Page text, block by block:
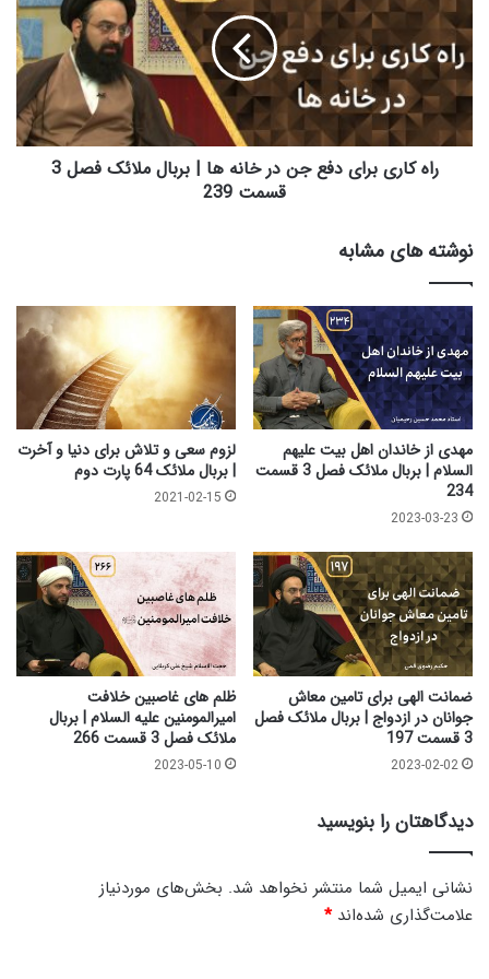
م
ه
م
ب
ا
ض
ا
ن
|
ب
ر
ب
ا
م
ل
ا
ک
ف
ص
ل
3
ق
س
م
ت
2
ک
ر
ی
ب
ر
ع
ج
ن
د
ر
خ
ا
ن
ه
ه
ا
|
ر
ب
ا
ل
م
ل
ا
ئ
ک
ف
3
ق
س
م
ت
راه کاری برای دفع جن در خانه ها | بربال ملائک فصل 3
قسمت 239
نوشته های مشابه
مهدی از خاندان اهل بیت علیهم
السلام | بربال ملائک فصل 3 قسمت
234
2023-03-23
لزوم سعی و تلاش برای دنیا و آخرت
| بربال ملائک 64 پارت دوم
2021-02-15
ضمانت الهی برای تامین معاش
جوانان در ازدواج | بربال ملائک فصل
3 قسمت 197
2023-02-02
ظلم های غاصبین خلافت
امیرالمومنین علیه السلام | بربال
ملائک فصل 3 قسمت 266
2023-05-10
دیدگاهتان را بنویسید
نشانی ایمیل شما منتشر نخواهد شد. بخش‌های موردنیاز
علامت‌گذاری شده‌اند*